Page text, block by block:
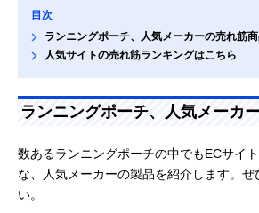
目次
ランニングポーチ、人気メーカーの売れ筋
人気サイトの売れ筋ランキングはこちら
ランニングポーチ、人気メーカ
数あるランニングポーチの中でもECサイ
な、人気メーカーの製品を紹介します。ぜ
い。